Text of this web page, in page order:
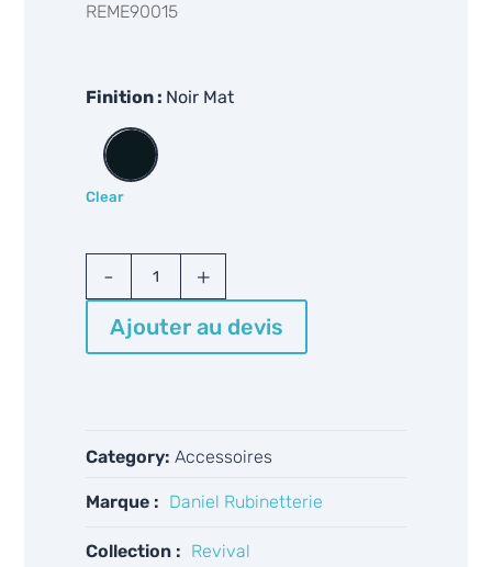
REME90015
Finition Noir Mat
Clear
Daniel
REME900
Ajouter au devis
Category: Accessoires
Marque : Daniel Rubinetterie
Collection : Revival